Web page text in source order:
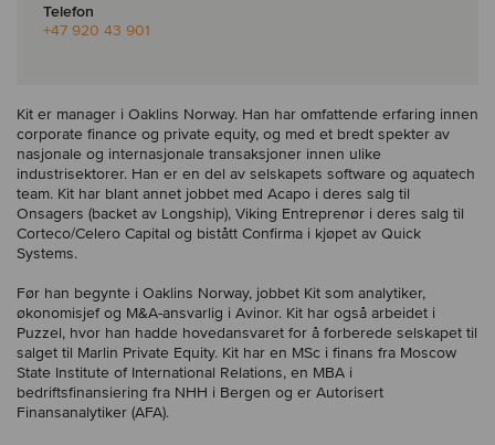
Telefon
+47 920 43 901
Kit er manager i Oaklins Norway. Han har omfattende erfaring innen
corporate finance og private equity, og med et bredt spekter av
nasjonale og internasjonale transaksjoner innen ulike
industrisektorer. Han er en del av selskapets software og aquatech
team. Kit har blant annet jobbet med Acapo i deres salg til
Onsagers (backet av Longship), Viking Entreprenør i deres salg til
Corteco/Celero Capital og bistått Confirma i kjøpet av Quick
Systems.
Før han begynte i Oaklins Norway, jobbet Kit som analytiker,
økonomisjef og M&A-ansvarlig i Avinor. Kit har også arbeidet i
Puzzel, hvor han hadde hovedansvaret for å forberede selskapet til
salget til Marlin Private Equity. Kit har en MSc i finans fra Moscow
State Institute of International Relations, en MBA i
bedriftsfinansiering fra NHH i Bergen og er Autorisert
Finansanalytiker (AFA).